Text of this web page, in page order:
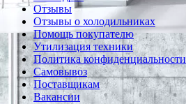
Отзывы
Отзывы о холодильниках
Помощь покупателю
Утилизация техники
Политика конфиденциальности
Самовывоз
Поставщикам
Вакансии